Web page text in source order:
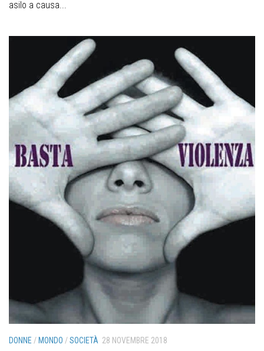
asilo a causa...
DONNE /MONDO /SOCIETÀ 28 NOVEMBRE 2018